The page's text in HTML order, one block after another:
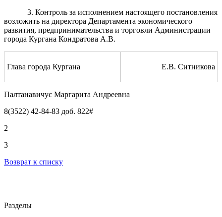
3. Контроль за исполнением настоящего постановления
возложить на директора Департамента экономического
развития, предпринимательства и торговли Администрации
города Кургана Кондратова А.В.
Глава города Кургана Е.В. Ситникова
Палтанавичус Маргарита Андреевна
8(3522) 42-84-83 доб. 822#
2
3
Возврат к списку
Разделы